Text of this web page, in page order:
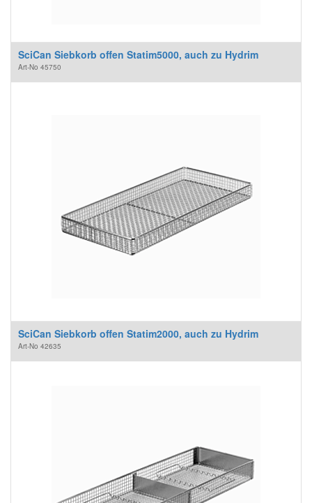
SciCan Siebkorb offen Statim5000, auch zu Hydrim
Art-No 45750
SciCan Siebkorb offen Statim2000, auch zu Hydrim
Art-No 42635